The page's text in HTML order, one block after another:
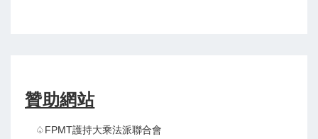
贊助網站
♤FPMT護持大乘法派聯合會